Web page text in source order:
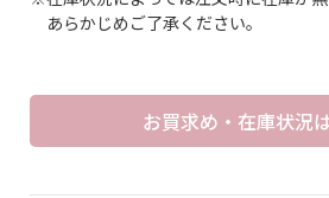
あらかじめご了承ください。
お買求め・在庫状況